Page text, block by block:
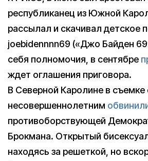
республиканец из Южной
рассылал и скачивал детское
joebidennnn69 («Джо Байден
себя полномочия, в сентябре
ждет оглашения приговора.
В Северной Каролине в съемке
несовершеннолетним
противоборствующей
Брокмана. Открытый
находясь за решеткой, но